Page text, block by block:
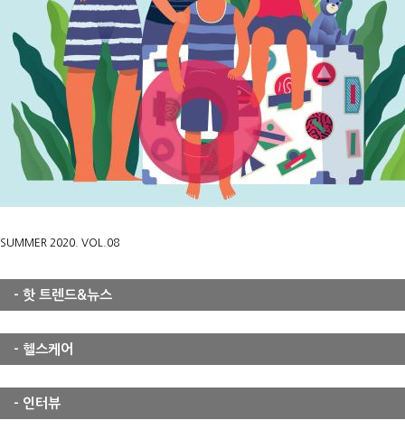
SUMMER 2020. VOL.08
- 핫 트렌드&뉴스
- 헬스케어
- 인터뷰